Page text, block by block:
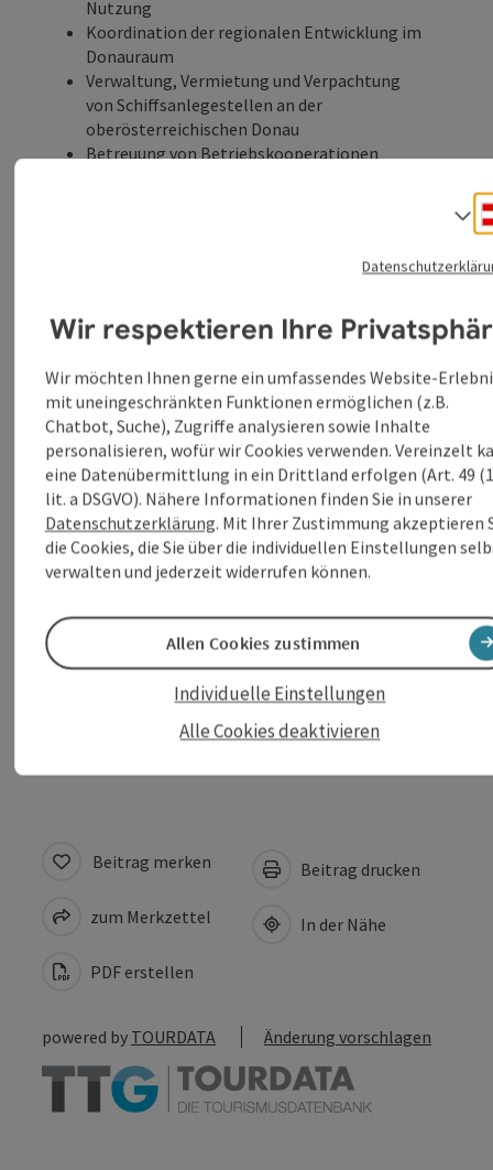
Nutzung
Koordination der regionalen Entwicklung im
Donauraum
Verwaltung, Vermietung und Verpachtung
von Schiffsanlegestellen an der
oberösterreichischen Donau
Betreuung von Betriebskooperationen
Kontakt
Öffnungszeiten
Anreise/Lage
Eignung
Barrierefreiheit
Beitrag merken
zum Merkzettel
PDF erstellen
Beitrag drucken
In der Nähe
powered by TOURDATA Änderung vorschlagen
Wir respektieren Ihre
Wir möchten Ihnen gerne ein umfassendes Website-
mit uneingeschränkten Funktionen ermöglichen (z.B.
Chatbot, Suche), Zugriffe analysieren sowie Inhalte
personalisieren, wofür wir Cookies verwenden. Vereinzelt
eine Datenübermittlung in ein Drittland erfolgen (Art. 49
lit. a DSGVO). Nähere Informationen finden Sie in unserer
Datenschutzerklärung. Mit Ihrer Zustimmung akzeptieren
die Cookies, die Sie über die individuellen Einstellungen
verwalten und jederzeit widerrufen können.
Alle Cookies deaktivieren
Individuelle Einstellungen
Allen Cookies zustimmen